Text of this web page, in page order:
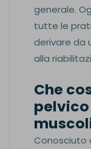
generale.
tutte le
derivare da
alla
Che
pelvico
Conosciuto